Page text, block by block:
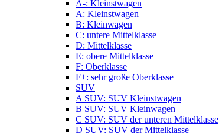
A-: Kleinstwagen
A: Kleinstwagen
B: Kleinwagen
C: untere Mittelklasse
D: Mittelklasse
E: obere Mittelklasse
F: Oberklasse
F+: sehr große Oberklasse
SUV
A SUV: SUV Kleinstwagen
B SUV: SUV Kleinwagen
C SUV: SUV der unteren Mittelklasse
D SUV: SUV der Mittelklasse